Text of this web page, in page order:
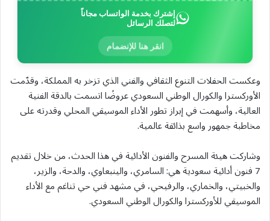
إشترك بخدمة الواتساب مجاناً
لتصلك الرسائل
انقر هنا للإنضمام
وعكست الحفلات التنوع الثقافي والفني الذي تزخر به المملكة، وقدّمت
الأوركسترا والكورال الوطني السعودي عروضًا اتسمت بالدقة الفنية
العالية، وأسهمت في إبراز تطور الأداء الموسيقي المحلي وقدرته على
مخاطبة جمهور واسع بذائقة عالمية.
وشاركت هيئة المسرح والفنون الأدائية في هذا الحدث، من خلال تقديم
7 فنون أدائية سعودية هي: السامري، والينبعاوي، والدحة، والزير،
والخبيتي، والخماري، والرفيحي، في مشهد فني حي تناغم مع الأداء
الموسيقي للأوركسترا والكورال الوطني السعودي.